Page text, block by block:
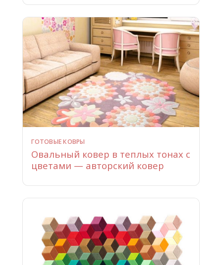
ГОТОВЫЕ КОВРЫ
Овальный ковер в теплых тонах с
цветами — авторский ковер